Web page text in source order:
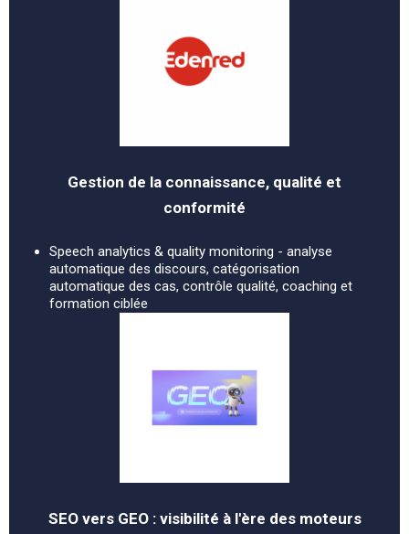
Gestion de la connaissance, qualité et
conformité
Speech analytics & quality monitoring - analyse
automatique des discours, catégorisation
automatique des cas, contrôle qualité, coaching et
formation ciblée
SEO vers GEO : visibilité à l'ère des moteurs